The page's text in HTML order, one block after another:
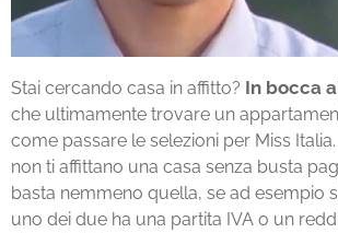
Stai cercando casa in affitto? In bocca
che ultimamente trovare un
come passare le selezioni per Miss
non ti affittano una casa senza busta
basta nemmeno quella, se ad esempio
uno dei due ha una partita IVA o un